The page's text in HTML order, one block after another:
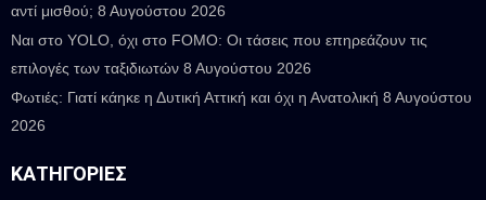
αντί μισθού; 8 Αυγούστου 2026
Ναι στο YOLO, όχι στο FOMO: Οι τάσεις που επηρεάζουν τις
επιλογές των ταξιδιωτών 8 Αυγούστου 2026
Φωτιές: Γιατί κάηκε η Δυτική Αττική και όχι η Ανατολική 8 Αυγούστου
2026
ΚΑΤΗΓΟΡΊΕΣ